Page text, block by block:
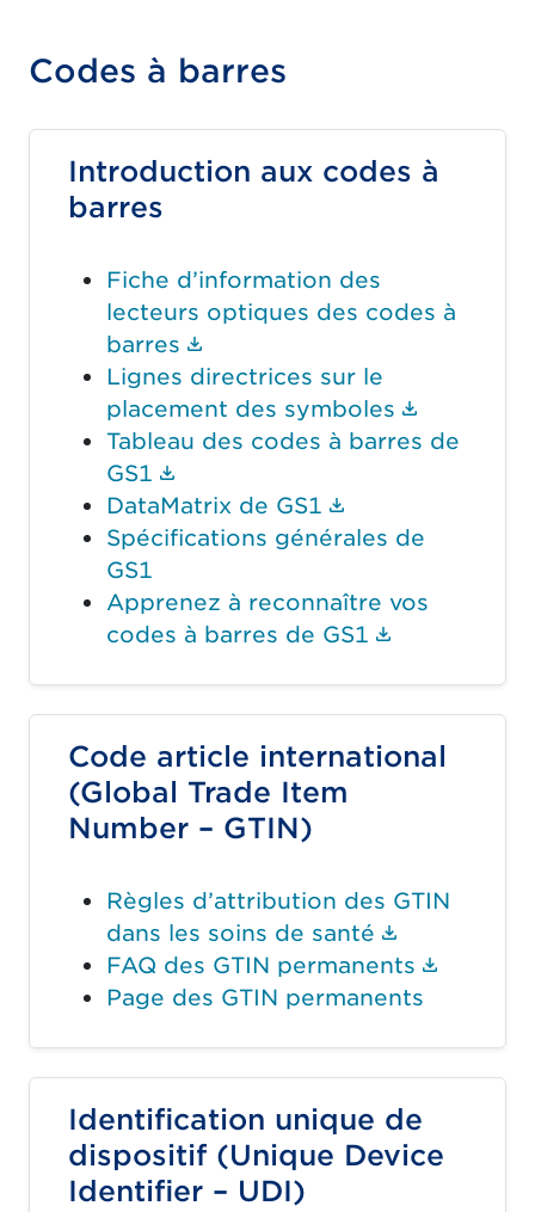
Codes à barres
Introduction aux codes à
barres
Fiche d’information des
lecteurs optiques des codes à
barres
Lignes directrices sur le
placement des symboles
Tableau des codes à barres de
GS1
DataMatrix de GS1
Spécifications générales de
GS1
Apprenez à reconnaître vos
codes à barres de GS1
Code article international
(Global Trade Item
Number – GTIN)
Règles d’attribution des GTIN
dans les soins de santé
FAQ des GTIN permanents
Page des GTIN permanents
Identification unique de
dispositif (Unique Device
Identifier – UDI)